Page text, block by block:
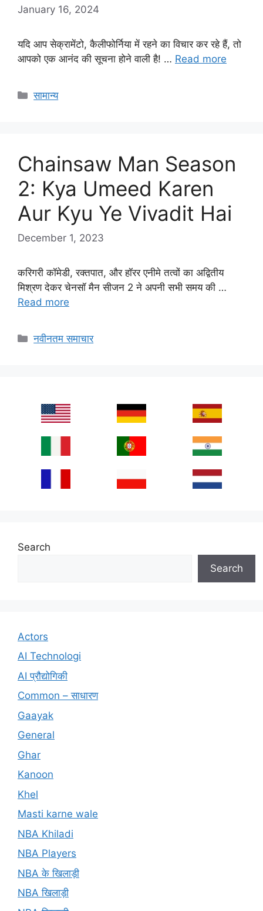
January 16, 2024
यदि आप सेक्रामेंटो, कैलीफोर्निया में रहने का विचार कर रहे हैं, तो
आपको एक आनंद की सूचना होने वाली है! … Read more
Categories
सामान्य
Chainsaw Man Season
2: Kya Umeed Karen
Aur Kyu Ye Vivadit Hai
December 1, 2023
करिगरी कॉमेडी, रक्तपात, और हॉरर एनीमे तत्वों का अद्वितीय
मिश्रण देकर चेनसॉ मैन सीजन 2 ने अपनी सभी समय की …
Read more
Categories
नवीनतम समाचार
Search
Search
Actors
AI Technologi
AI प्रौद्योगिकी
Common – साधारण
Gaayak
General
Ghar
Kanoon
Khel
Masti karne wale
NBA Khiladi
NBA Players
NBA के खिलाड़ी
NBA खिलाड़ी